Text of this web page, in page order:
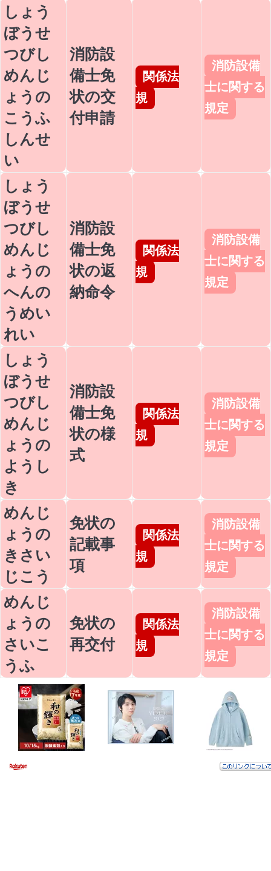
しょう
ぼうせ
つびし
めんじ
ょうの
こうふ
しんせ
い
消防設
備士免
状の交
付申請
関係法
規
消防設備
士に関する
規定
しょう
ぼうせ
つびし
めんじ
ょうの
へんの
うめい
れい
消防設
備士免
状の返
納命令
関係法
規
消防設備
士に関する
規定
しょう
ぼうせ
つびし
めんじ
ょうの
ようし
き
消防設
備士免
状の様
式
関係法
規
消防設備
士に関する
規定
めんじ
ょうの
きさい
じこう
免状の
記載事
項
関係法
規
消防設備
士に関する
規定
めんじ
ょうの
さいこ
うふ
免状の
再交付
関係法
規
消防設備
士に関する
規定